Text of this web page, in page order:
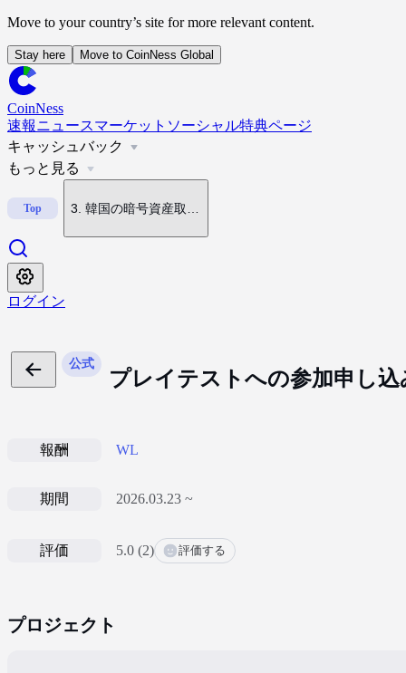
Move to your country’s site for more relevant content.
Stay here Move to CoinNess Global
CoinNess
速報ニュースマーケット ソーシャル特典ページ
キャッシュバック
もっと見る
Top
2.イラン・オマーン、ホルムズ海峡協定草案で合意
3 韓国の暗号資産取引高、6年ぶり低水準
ログイン
公式
プレイテストへの参加申し込
報酬 WL
期間 2026.03.23 ~
評価 5.0 (2) 評価する
プロジェクト